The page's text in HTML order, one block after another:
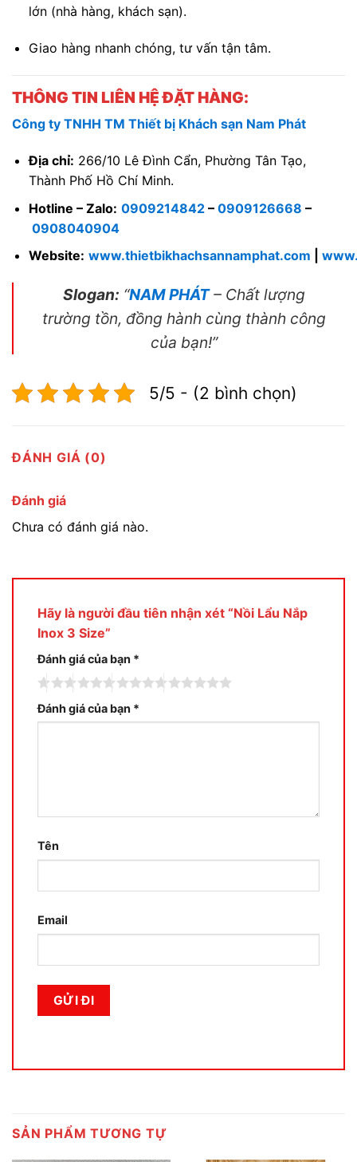
lớn (nhà hàng, khách sạn).
Giao hàng nhanh chóng, tư vấn tận tâm.
THÔNG TIN LIÊN HỆ ĐẶT HÀNG:
Công ty TNHH TM Thiết bị Khách sạn Nam Phát
Địa chỉ: 266/10 Lê Đình Cẩn, Phường Tân Tạo,
Thành Phố Hồ Chí Minh.
Hotline – Zalo: 0909214842– 0909126668 –
0908040904
Website: www.thietbikhachsannamphat.com
Slogan: “NAM PHÁT– Chất lượng
trường tồn, đồng hành cùng thành công
của bạn!”
5/5 - (2 bình chọn)
ĐÁNH GIÁ (0)
Đánh giá
Chưa có đánh giá nào.
Hãy là người đầu tiên nhận xét “Nồi Lẩu Nắp
Inox 3 Size”
Đánh giá của bạn *
Đánh giá của bạn *
Tên
Email
SẢN PHẨM TƯƠNG TỰ